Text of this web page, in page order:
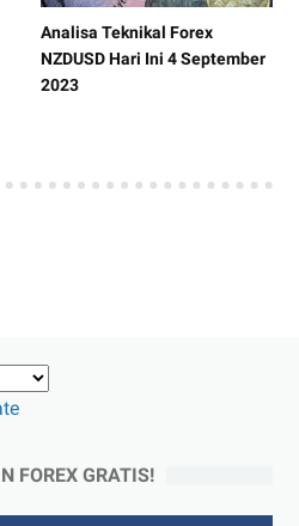
Analisa Teknikal Forex
NZDUSD Hari Ini 4 September
2023
FOREX GRATIS!